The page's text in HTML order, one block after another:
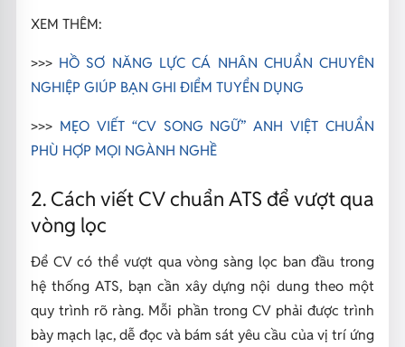
XEM THÊM:
>>> HỒ SƠ NĂNG LỰC CÁ NHÂN CHUẨN CHUYÊN
NGHIỆP GIÚP BẠN GHI ĐIỂM TUYỂN DỤNG
>>> MẸO VIẾT “CV SONG NGỮ” ANH VIỆT CHUẨN
PHÙ HỢP MỌI NGÀNH NGHỀ
2. Cách viết CV chuẩn ATS để vượt qua
vòng lọc
Để CV có thể vượt qua vòng sàng lọc ban đầu trong
hệ thống ATS, bạn cần xây dựng nội dung theo một
quy trình rõ ràng. Mỗi phần trong CV phải được trình
bày mạch lạc, dễ đọc và bám sát yêu cầu của vị trí ứng